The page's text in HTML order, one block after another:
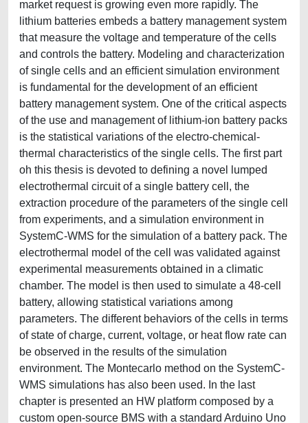
market request is growing even more rapidly. The
lithium batteries embeds a battery management system
that measure the voltage and temperature of the cells
and controls the battery. Modeling and characterization
of single cells and an efficient simulation environment
is fundamental for the development of an efficient
battery management system. One of the critical aspects
of the use and management of lithium-ion battery packs
is the statistical variations of the electro-chemical-
thermal characteristics of the single cells. The first part
oh this thesis is devoted to defining a novel lumped
electrothermal circuit of a single battery cell, the
extraction procedure of the parameters of the single cell
from experiments, and a simulation environment in
SystemC-WMS for the simulation of a battery pack. The
electrothermal model of the cell was validated against
experimental measurements obtained in a climatic
chamber. The model is then used to simulate a 48-cell
battery, allowing statistical variations among
parameters. The different behaviors of the cells in terms
of state of charge, current, voltage, or heat flow rate can
be observed in the results of the simulation
environment. The Montecarlo method on the SystemC-
WMS simulations has also been used. In the last
chapter is presented an HW platform composed by a
custom open-source BMS with a standard Arduino Uno